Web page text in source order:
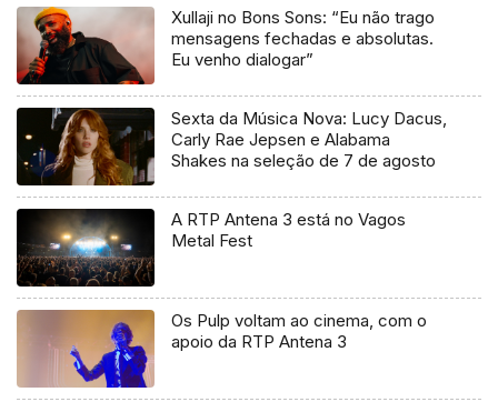
Xullaji no Bons Sons: “Eu não trago
mensagens fechadas e absolutas.
Eu venho dialogar”
Sexta da Música Nova: Lucy Dacus,
Carly Rae Jepsen e Alabama
Shakes na seleção de 7 de agosto
A RTP Antena 3 está no Vagos
Metal Fest
Os Pulp voltam ao cinema, com o
apoio da RTP Antena 3